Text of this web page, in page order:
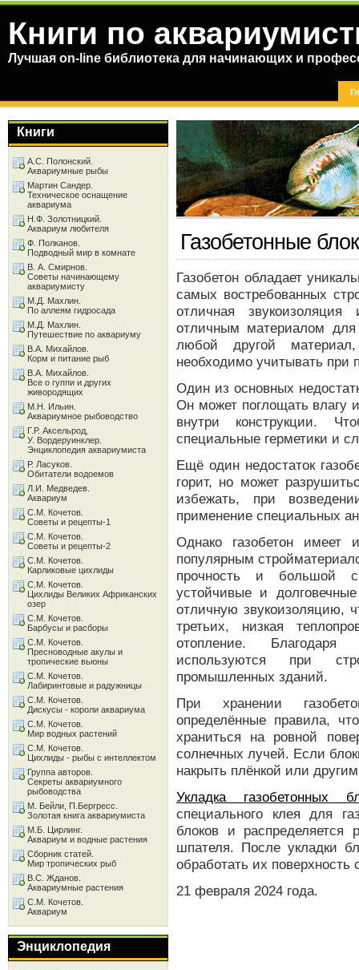
Книги по
Лучшая on-line библиотека для начинающих и
Газобетонные
Газобетон обладает
самых востребованных
отличная
отличным материалом
любой другой
необходимо учитывать при
Один из основных
Он может поглощать влагу
внутри конструкции.
специальные герметики и
Ещё один недостаток
горит, но может
избежать, при
применение специальных
Однако газобетон имеет
популярным
прочность и большой
устойчивые и
отличную звукоизоляцию,
третьих, низкая
отопление. Благодаря
используются при
промышленных зданий.
При хранении
определённые правила,
храниться на ровной
солнечных лучей. Если
накрыть плёнкой или
Укладка газобетонных
специального клея для
блоков и
шпателя. После укладки
обработать их поверхность
21 февраля 2024 года.
Книги
А.С. Полонский.
Аквариумные рыбы
Мартин Сандер.
Техническое оснащение
аквариума
Н.Ф. Золотницкий.
Аквариум любителя
Ф. Полканов.
Подводный мир в комнате
В. А. Смирнов.
Советы начинающему
аквариумисту
М.Д. Махлин.
По аллеям гидросада
М.Д. Махлин.
Путешествие по аквариуму
В.А. Михайлов.
Корм и питание рыб
В.А. Михайлов.
Все о гуппи и других
живородящих
М.Н. Ильин.
Аквариумное рыбоводство
Г.Р. Аксельрод,
У. Вордеруинклер.
Энциклопедия аквариумиста
Р. Ласуков.
Обитатели водоемов
Л.И. Медведев.
Аквариум
С.М. Кочетов.
Советы и рецепты-1
С.М. Кочетов.
Советы и рецепты-2
С.М. Кочетов.
Карликовые цихлиды
С.М. Кочетов.
Цихлиды Великих Африканских
озер
С.М. Кочетов.
Барбусы и расборы
С.М. Кочетов.
Пресноводные акулы и
тропические вьюны
С.М. Кочетов.
Лабиринтовые и радужницы
С.М. Кочетов.
Дискусы - короли аквариума
С.М. Кочетов.
Мир водных растений
С.М. Кочетов.
Цихлиды - рыбы с интеллектом
Группа авторов.
Секреты аквариумного
рыбоводства
М. Бейли, П.Бергресс.
Золотая книга аквариумиста
М.Б. Цирлинг.
Аквариум и водные растения
Сборник статей.
Мир тропических рыб
В.С. Жданов.
Аквариумные растения
С.М. Кочетов.
Аквариум
Энциклопедия